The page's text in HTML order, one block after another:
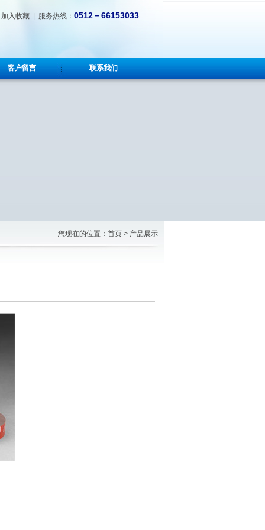
加入收藏 | 服务热线： 0512－66153033
客户留言 联系我们
您现在的位置：首页 > 产品展示